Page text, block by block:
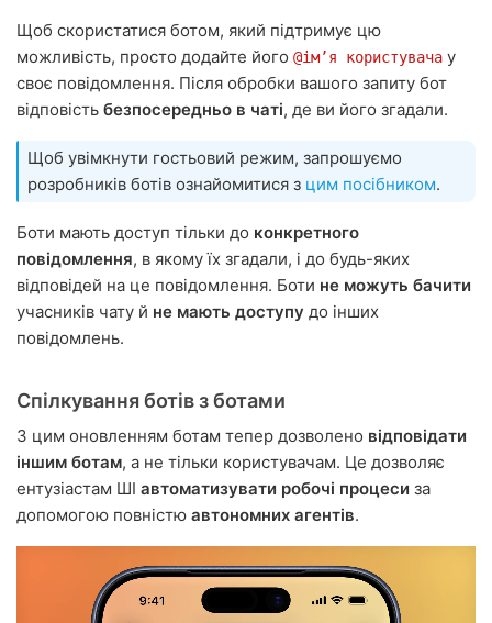
Щоб скористатися ботом, який підтримує цю
можливість, просто додайте його @імʼя користувача у
своє повідомлення. Після обробки вашого запиту бот
відповість безпосередньо в чаті, де ви його згадали.
Щоб увімкнути гостьовий режим, запрошуємо
розробників ботів ознайомитися з цим посібником.
Боти мають доступ тільки до конкретного
повідомлення, в якому їх згадали, і до будь-яких
відповідей на це повідомлення. Боти не можуть бачити
учасників чату й не мають доступу до інших
повідомлень.
Спілкування ботів з ботами
З цим оновленням ботам тепер дозволено відповідати
іншим ботам, а не тільки користувачам. Це дозволяє
ентузіастам ШІ автоматизувати робочі процеси за
допомогою повністю автономних агентів.